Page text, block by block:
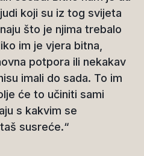
koji su iz tog svijeta
što je njima trebalo
im je vjera bitna,
potpora ili nekakav
imali do sada. To im
će to učiniti sami
s kakvim se
susreće.“